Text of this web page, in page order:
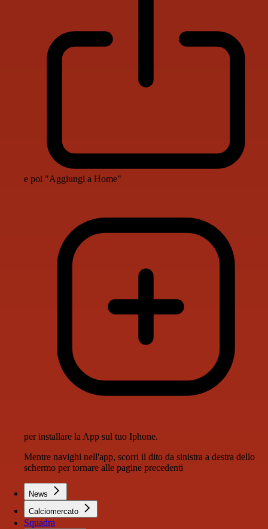
e poi "Aggiungi a Home"
per installare la App sul tuo Iphone.
Mentre navighi nell'app, scorri il dito da sinistra a destra dello
schermo per tornare alle pagine precedenti
News
Calciomercato
Squadra